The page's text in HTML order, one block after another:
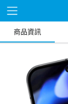
商品資訊